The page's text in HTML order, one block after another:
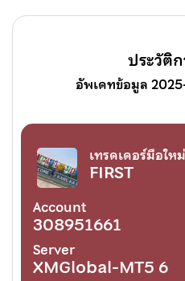
ประวัติ
อัพเดทข้อมูล
เทรดเดอร์มือใหม่
FIRST
Account
308951661
Server
XMGlobal-MT5 6